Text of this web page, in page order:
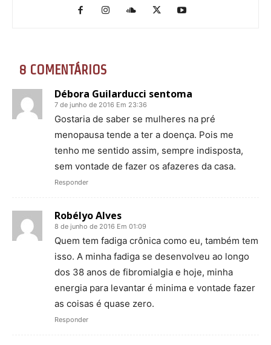
8 COMENTÁRIOS
Débora Guilarducci sentoma
7 de junho de 2016 Em 23:36
Gostaria de saber se mulheres na pré
menopausa tende a ter a doença. Pois me
tenho me sentido assim, sempre indisposta,
sem vontade de fazer os afazeres da casa.
Responder
Robélyo Alves
8 de junho de 2016 Em 01:09
Quem tem fadiga crônica como eu, também tem
isso. A minha fadiga se desenvolveu ao longo
dos 38 anos de fibromialgia e hoje, minha
energia para levantar é minima e vontade fazer
as coisas é quase zero.
Responder